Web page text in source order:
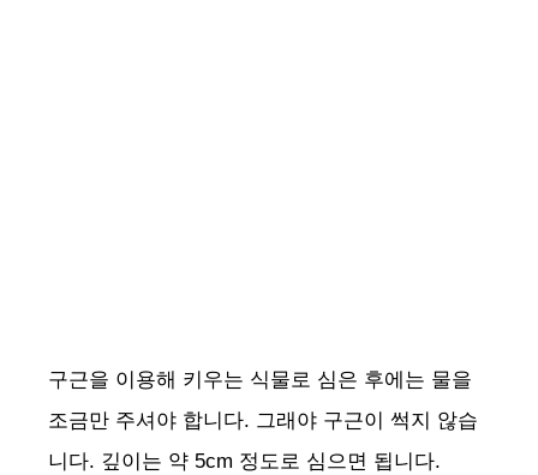
구근을 이용해 키우는 식물로 심은 후에는 물을
조금만 주셔야 합니다. 그래야 구근이 썩지 않습
니다. 깊이는 약 5cm 정도로 심으면 됩니다.